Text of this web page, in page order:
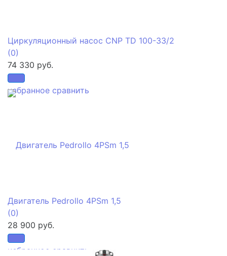
избранное сравнить
Циркуляционный насос CNP TD 100-33/2
(0)
74 330 руб.
избранное сравнить
Двигатель Pedrollo 4PSm 1,5
(0)
28 900 руб.